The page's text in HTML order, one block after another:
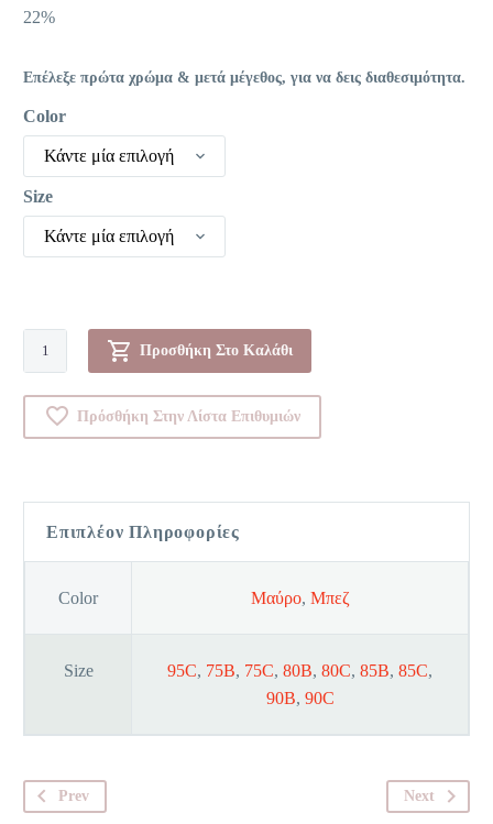
22%
Επέλεξε πρώτα χρώμα & μετά μέγεθος, για να δεις διαθεσιμότητα.
Color
Κάντε μία επιλογή
Size
Κάντε μία επιλογή
Σουτιέν
-
Modern
Soft
ποσότητα
Προσθήκη Στο Καλάθι
Πρόσθήκη Στην Λίστα Επιθυμιών
Επιπλέον Πληροφορίες
Color Μαύρο, Μπεζ
Size 95C, 75B, 75C, 80B, 80C, 85B, 85C,
90B, 90C
Prev Next